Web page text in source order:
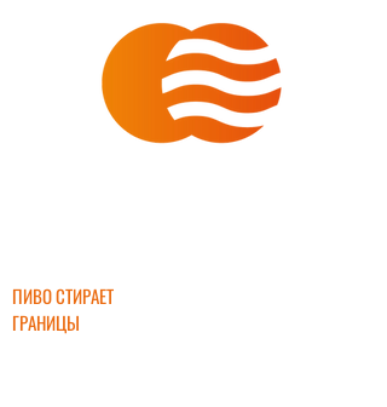
ПИВО СТИРАЕТ
ГРАНИЦЫ